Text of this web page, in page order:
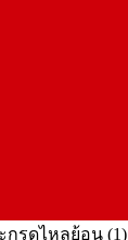
กรดไหลย้อน (1)